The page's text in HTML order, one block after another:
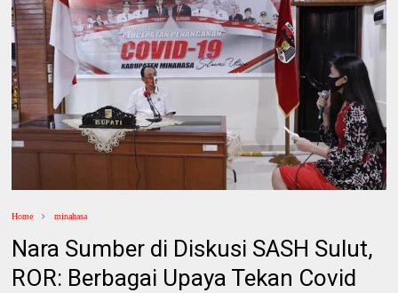
Home minahasa
Nara Sumber di Diskusi SASH Sulut,
ROR: Berbagai Upaya Tekan Covid